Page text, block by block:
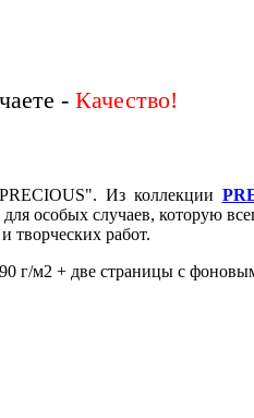
-
Из коллекции
особых случаев, которую
творческих работ.
г/м2 + две страницы с